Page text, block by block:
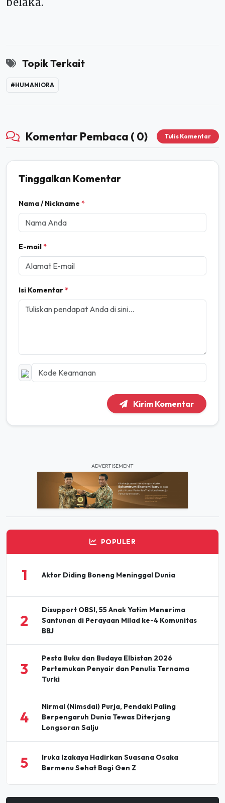
Topik Terkait
#HUMANIORA
Komentar Pembaca ( 0) Tulis Komentar
Tinggalkan Komentar
Nama / Nickname *
E-mail*
Isi Komentar*
Kirim Komentar
ADVERTISEMENT
POPULER
1 Aktor Diding Boneng Meninggal Dunia
2
Disupport OBSI, 55 Anak Yatim Menerima
Santunan di Perayaan Milad ke-4 Komunitas
BBJ
3
Pesta Buku dan Budaya Elbistan 2026
Pertemukan Penyair dan Penulis Ternama
Turki
4
Nirmal (Nimsdai) Purja, Pendaki Paling
Berpengaruh Dunia Tewas Diterjang
Longsoran Salju
5
Iruka Izakaya Hadirkan Suasana Osaka
Bermenu Sehat Bagi Gen Z